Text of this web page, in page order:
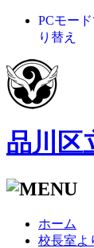
PCモー
り替え
品川区
ホーム
校長室よ